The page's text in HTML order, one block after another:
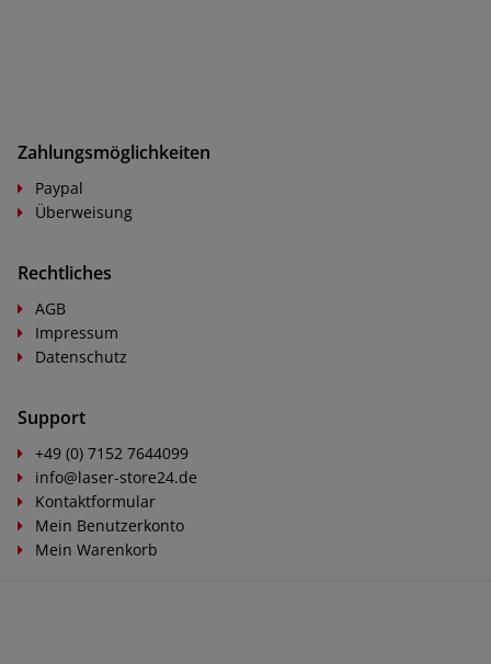
Support
+49 (0) 7152 7644099
info@laser-store24.de
Kontaktformular
Mein Benutzerkonto
Mein Warenkorb
Rechtliches
AGB
Impressum
Datenschutz
Zahlungsmöglichkeiten
Paypal
Überweisung